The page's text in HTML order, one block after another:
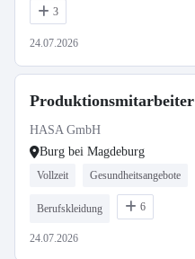
3
24.07.2026
HASA GmbH
Burg bei Magdeburg
Vollzeit Gesundheitsangebote
Berufskleidung 6
24.07.2026